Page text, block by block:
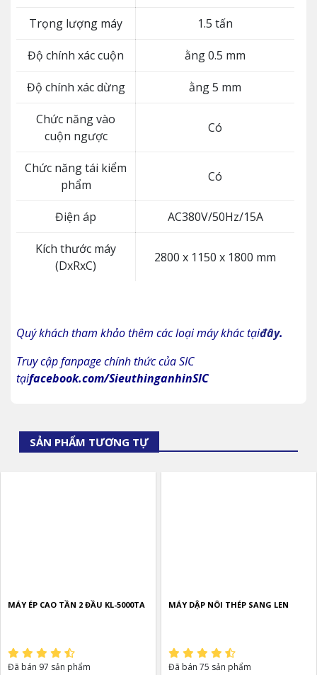
Trọng lượng máy 1.5 tấn
Độ chính xác cuộn ằng 0.5 mm
Độ chính xác dừng ằng 5 mm
Chức năng vào
cuộn ngược
Có
Chức năng tái kiểm
phẩm
Có
Điện áp AC380V/50Hz/15A
Kích thước máy
(DxRxC)
2800 x 1150 x 1800 mm
Quý khách tham khảo thêm các loại máy khác tạiđây.
Truy cập fanpage chính thức của SIC
tạifacebook.com/SieuthinganhinSIC
SẢN PHẨM TƯƠNG TỰ
MÁY ÉP CAO TẦN 2 ĐẦU KL-5000TA
Đã bán 97 sản phẩm
MÁY DẬP NÔI THÉP SANG LEN
Đã bán 75 sản phẩm